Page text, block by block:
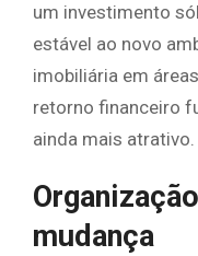
um investimento
estável ao novo
imobiliária em
retorno financeiro
ainda mais atrativo.
mudança